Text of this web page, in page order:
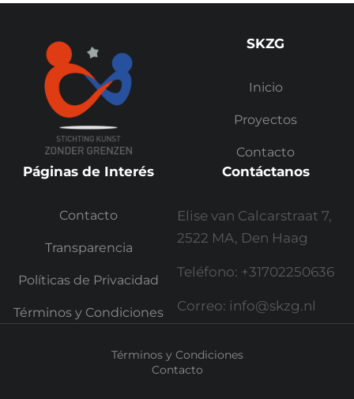
SKZG
Inicio
Proyectos
Contacto
Páginas de Interés
Contacto
Transparencia
Políticas de Privacidad
Términos y Condiciones
Contáctanos
Elise van Calcarstraat 7,
2522 MA, Den Haag
Teléfono: +31702250636
Correo: info@skzg.nl
Términos y Condiciones
Contacto